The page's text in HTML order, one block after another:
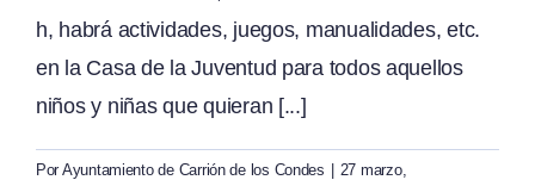
h, habrá actividades, juegos, manualidades, etc.
en la Casa de la Juventud para todos aquellos
niños y niñas que quieran [...]
Por Ayuntamiento de Carrión de los Condes
27 marzo,